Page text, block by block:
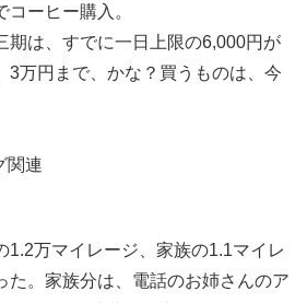
ーヒー購入。
は、すでに一日上限の6,000円が
3万円まで、かな？買うものは、今
関連
万マイレージ、家族の1.1マイレ
た。家族分は、電話のお姉さんのア